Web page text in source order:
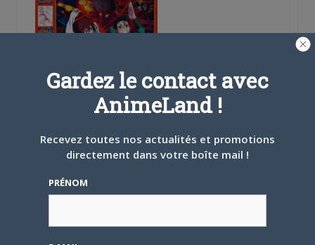
L’AnimeLand Hors-Série
– Spécial Posters est
disponible !
Gardez le contact avec
AnimeLand !
Recevez toutes nos actualités et promotions
directement dans votre boîte mail !
PRÉNOM